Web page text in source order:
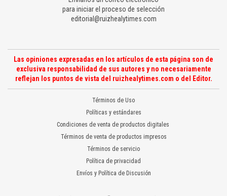
para iniciar el proceso de selección
editorial@ruizhealytimes.com
Las opiniones expresadas en los artículos de esta página son de
exclusiva responsabilidad de sus autores y no necesariamente
reflejan los puntos de vista del ruizhealytimes.com o del Editor.
Términos de Uso
Políticas y estándares
Condiciones de venta de productos digitales
Términos de venta de productos impresos
Términos de servicio
Política de privacidad
Envíos y Política de Discusión